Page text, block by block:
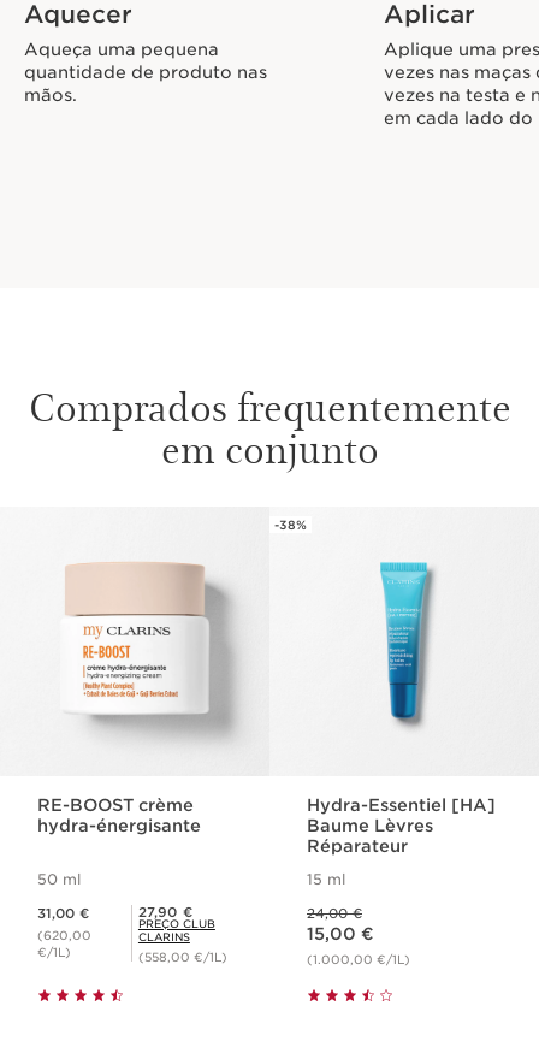
Aquecer
Aqueça uma pequena
quantidade de produto nas
mãos.
Aplicar
Aplique uma
vezes nas
vezes na testa e
em cada lado do
Comprados frequentemente
em conjunto
RE-BOOST crème
hydra-énergisante
50 ml
31,00 €
(620,00
€/1L)
Preço Club Clarins 27,90 €
27,90 €
PREÇO CLUB
CLARINS
(558,00 €/1L)
-38%
Hydra-Essentiel [HA]
Baume Lèvres
Réparateur
15 ml
24,00 €
Preço atual 15,00 €
15,00 €
(1.000,00 €/1L)